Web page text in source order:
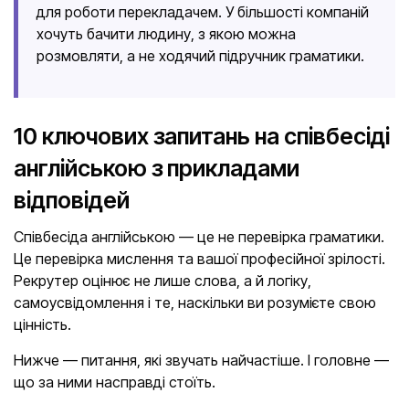
для роботи перекладачем. У більшості компаній
хочуть бачити людину, з якою можна
розмовляти, а не ходячий підручник граматики.
10 ключових запитань на співбесіді
англійською з прикладами
відповідей
Співбесіда англійською — це не перевірка граматики.
Це перевірка мислення та вашої професійної зрілості.
Рекрутер оцінює не лише слова, а й логіку,
самоусвідомлення і те, наскільки ви розумієте свою
цінність.
Нижче — питання, які звучать найчастіше. І головне —
що за ними насправді стоїть.